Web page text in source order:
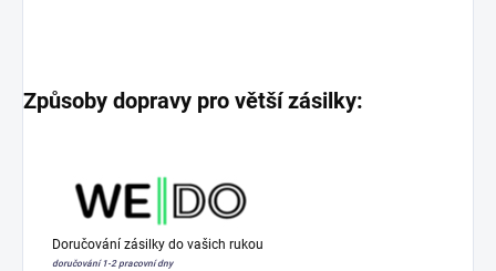
Způsoby dopravy pro větší zásilky:
Doručování zásilky do vašich rukou
doručování 1-2 pracovní dny